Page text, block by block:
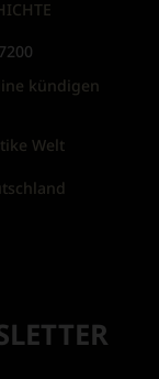
kündigen
Welt